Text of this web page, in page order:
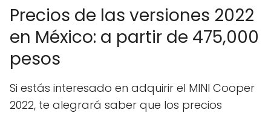
Precios de las versiones 2022
en México: a partir de 475,000
pesos
Si estás interesado en adquirir el MINI Cooper
2022, te alegrará saber que los precios